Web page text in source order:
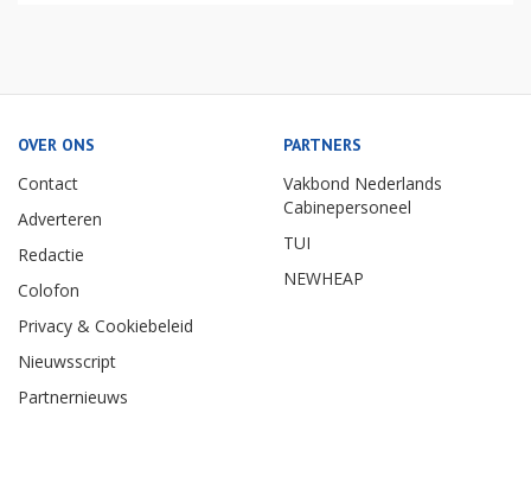
OVER ONS
Contact
Adverteren
Redactie
Colofon
Privacy & Cookiebeleid
Nieuwsscript
Partnernieuws
PARTNERS
Vakbond Nederlands
Cabinepersoneel
TUI
NEWHEAP